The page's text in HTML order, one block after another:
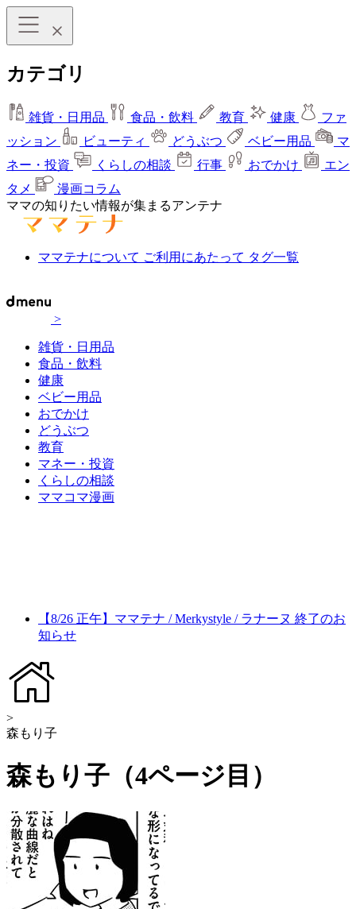
カテゴリ
雑貨・日用品 食品・飲料 教育 健康
ファ
ッション
ビューティ どうぶつ ベビー用品
マ
ネー・投資
くらしの相談 行事 おでかけ
エン
タメ
漫画コラム
ママの知りたい情報が集まるアンテナ
ママテナについて ご利用にあたって タグ一覧
>
雑貨・日用品
食品・飲料
健康
ベビー用品
おでかけ
どうぶつ
教育
マネー・投資
くらしの相談
ママコマ漫画
【8/26 正午】ママテナ / Merkystyle / ラナーヌ 終了のお
知らせ
>
森もり子
森もり子（4ページ目）